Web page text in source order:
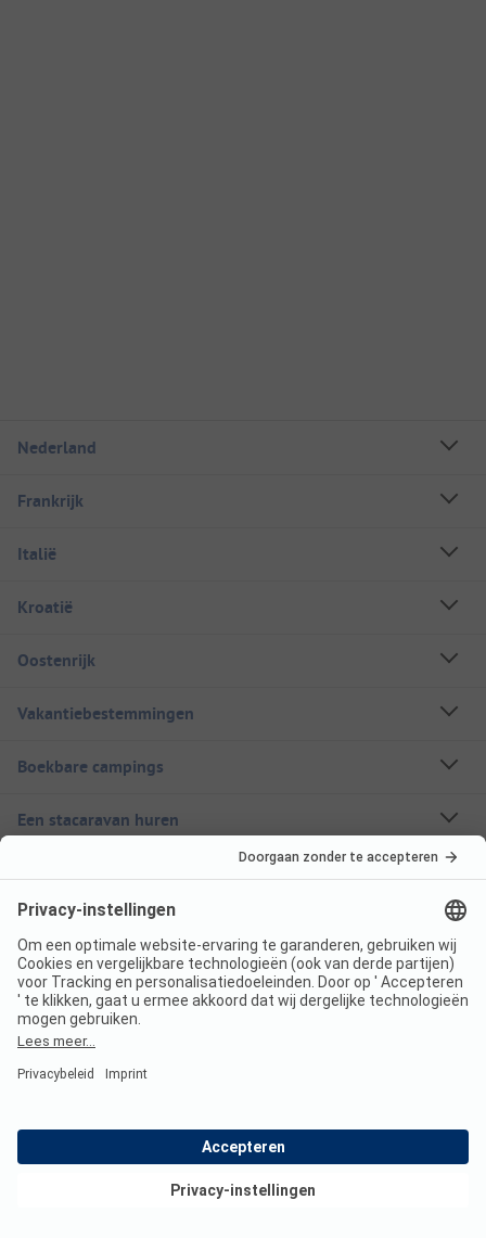
Nederland
Frankrijk
Italië
Kroatië
Oostenrijk
Vakantiebestemmingen
Boekbare campings
Een stacaravan huren
Volg ons
ANWB Camping App
nu gratis gebruiken